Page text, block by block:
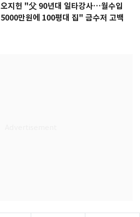
오지헌 "父 90년대 일타강사…월수입
5000만원에 100평대 집" 금수저 고백